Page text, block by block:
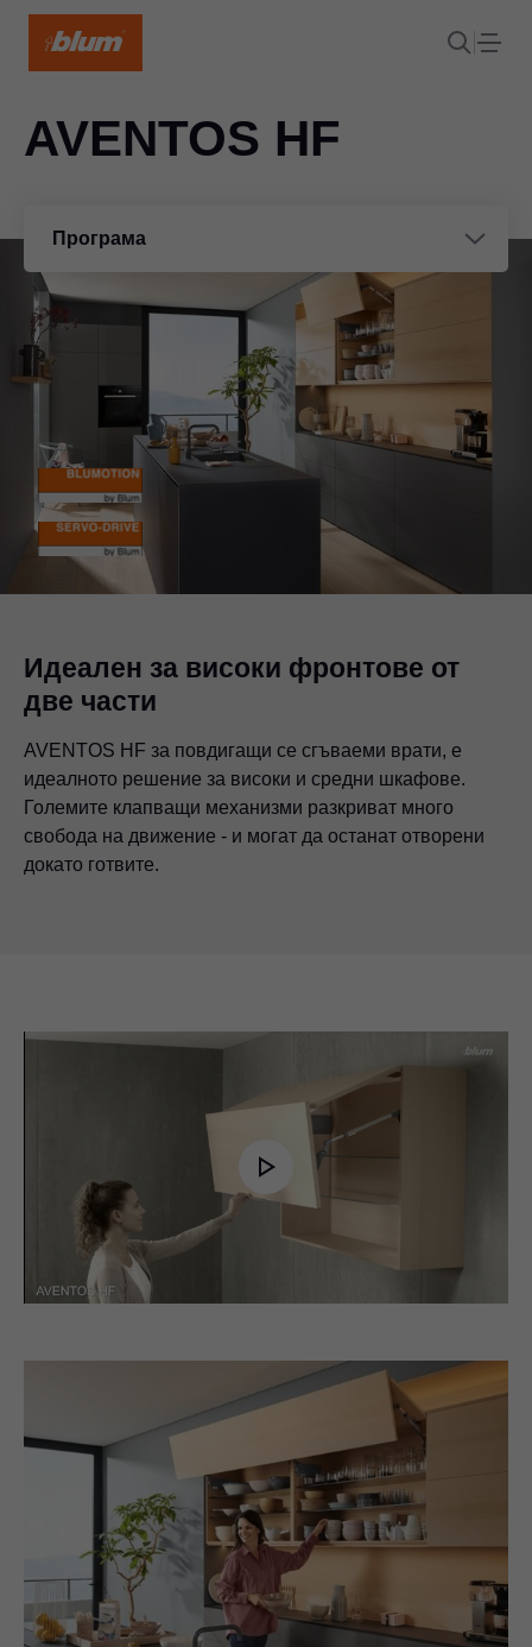
Програма
AVENTOS HF
Идеален за високи фронтове от
две части
AVENTOS HF за повдигащи се сгъваеми врати, е
идеалното решение за високи и средни шкафове.
Големите клапващи механизми разкриват много
свобода на движение - и могат да останат отворени
докато готвите.
Play
Video